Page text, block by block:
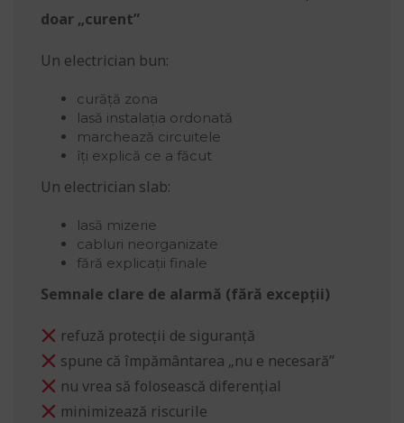
doar „curent”
Un electrician bun:
curăță zona
lasă instalația ordonată
marchează circuitele
îți explică ce a făcut
Un electrician slab:
lasă mizerie
cabluri neorganizate
fără explicații finale
Semnale clare de alarmă (fără excepții)
refuză protecții de siguranță
spune că împământarea „nu e necesară”
nu vrea să folosească diferențial
minimizează riscurile